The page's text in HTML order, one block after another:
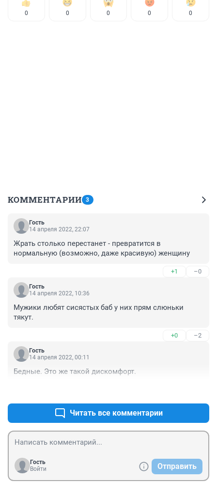
0 0 0 0 0
КОММЕНТАРИИ 3
Гость
14 апреля 2022, 22:07
Жрать столько перестанет - превратится в
нормальную (возможно, даже красивую) женщину
+1 –0
Гость
14 апреля 2022, 10:36
Мужики любят сисястых баб у них прям слюньки
тякут.
+0 –2
Гость
14 апреля 2022, 00:11
Бедные. Это же такой дискомфорт.
Читать все комментарии
Гость
Войти
Отправить